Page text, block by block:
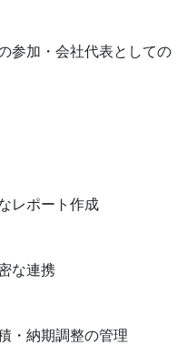
参加・会社代表としての
レポート作成
な連携
・納期調整の管理